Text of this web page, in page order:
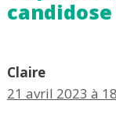
candidose
Claire
21 avril 2023 à